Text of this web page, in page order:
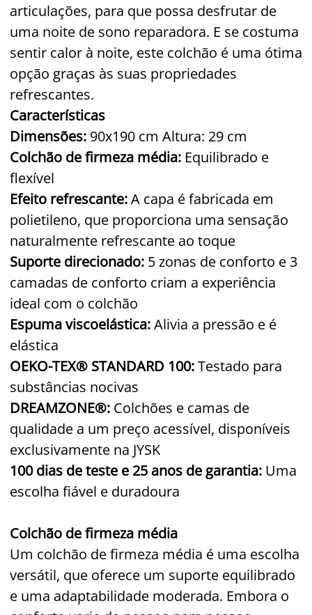
articulações, para que possa desfrutar de
uma noite de sono reparadora. E se costuma
sentir calor à noite, este colchão é uma ótima
opção graças às suas propriedades
refrescantes.
Características
Dimensões: 90x190 cm Altura: 29 cm
Colchão de firmeza média: Equilibrado e
flexível
Efeito refrescante:A capa é fabricada em
polietileno, que proporciona uma sensação
naturalmente refrescante ao toque
Suporte direcionado: 5 zonas de conforto e 3
camadas de conforto criam a experiência
ideal com o colchão
Espuma viscoelástica:Alivia a pressão e é
elástica
OEKO-TEX® STANDARD 100:Testado para
substâncias nocivas
DREAMZONE®: Colchões e camas de
qualidade a um preço acessível, disponíveis
exclusivamente na JYSK
100 dias de teste e 25 anos de garantia: Uma
escolha fiável e duradoura
Colchão de firmeza média
Um colchão de firmeza média é uma escolha
versátil, que oferece um suporte equilibrado
e uma adaptabilidade moderada. Embora o